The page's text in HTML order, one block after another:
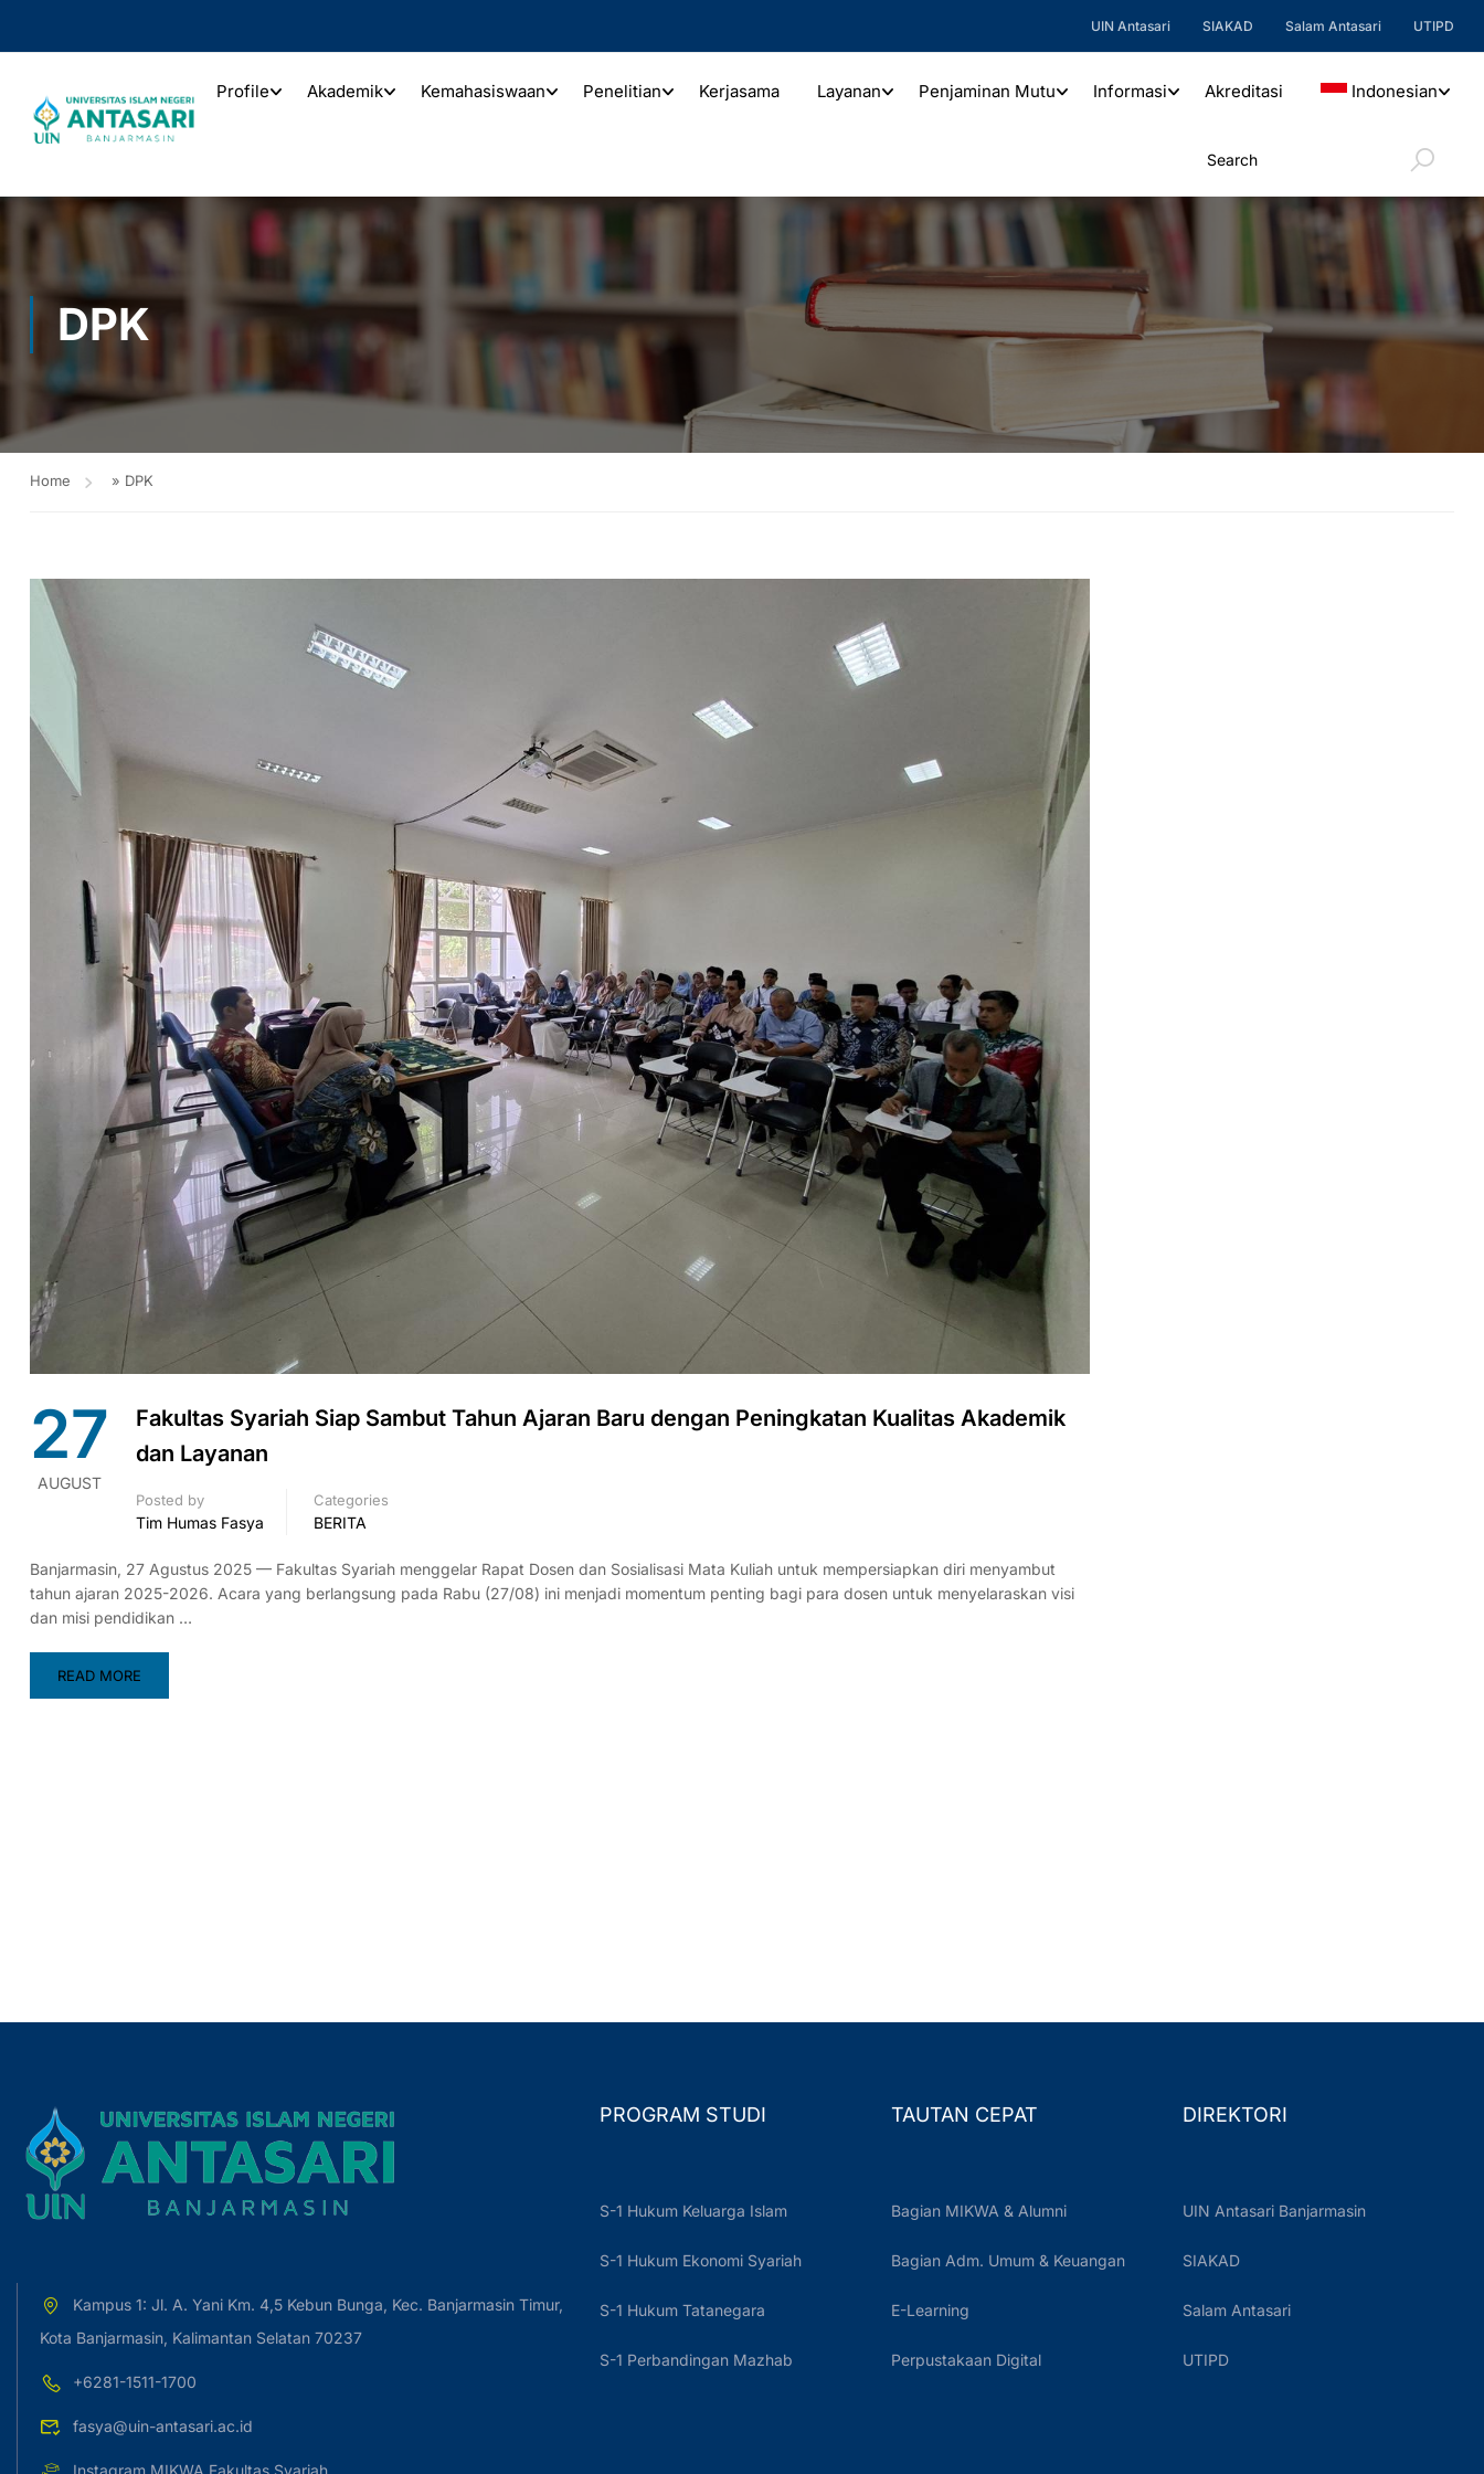
UIN Antasari SIAKAD Salam Antasari UTIPD
Profile Akademik Kemahasiswaan Penelitian Kerjasama Layanan Penjaminan Mutu Informasi Akreditasi Indonesian
DPK
Home » DPK
27
AUGUST
Fakultas Syariah Siap Sambut Tahun Ajaran Baru dengan Peningkatan Kualitas Akademik
dan Layanan
Posted by
Tim Humas Fasya
Categories
BERITA
Banjarmasin, 27 Agustus 2025 — Fakultas Syariah menggelar Rapat Dosen dan Sosialisasi Mata Kuliah untuk mempersiapkan diri menyambut
tahun ajaran 2025-2026. Acara yang berlangsung pada Rabu (27/08) ini menjadi momentum penting bagi para dosen untuk menyelaraskan visi
dan misi pendidikan …
READ MORE
Kampus 1: Jl. A. Yani Km. 4,5 Kebun Bunga, Kec. Banjarmasin Timur,
Kota Banjarmasin, Kalimantan Selatan 70237
+6281-1511-1700
fasya@uin-antasari.ac.id
Instagram MIKWA Fakultas Syariah
PROGRAM STUDI
S-1 Hukum Keluarga Islam
S-1 Hukum Ekonomi Syariah
S-1 Hukum Tatanegara
S-1 Perbandingan Mazhab
TAUTAN CEPAT
Bagian MIKWA & Alumni
Bagian Adm. Umum & Keuangan
E-Learning
Perpustakaan Digital
DIREKTORI
UIN Antasari Banjarmasin
SIAKAD
Salam Antasari
UTIPD